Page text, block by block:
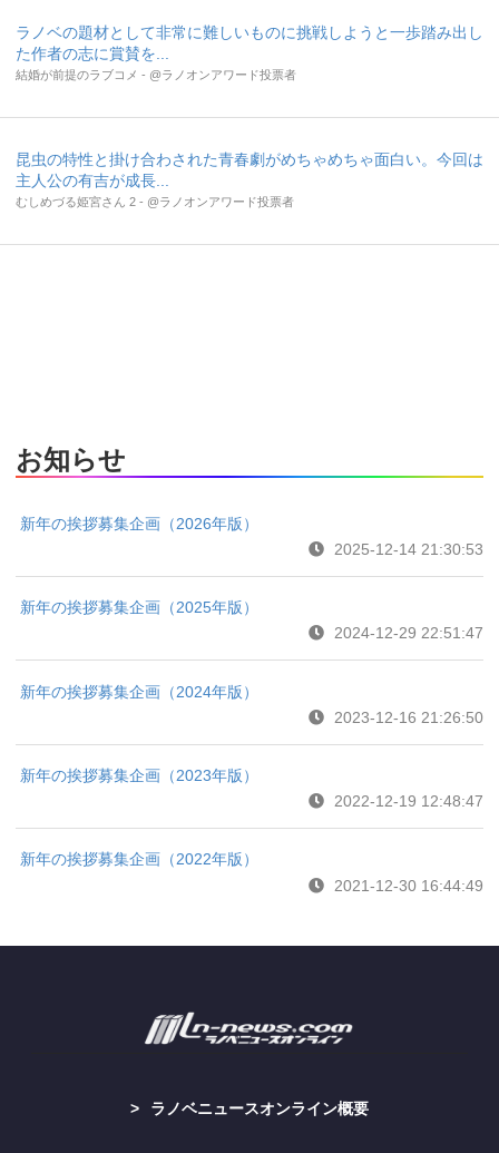
ラノベの題材として非常に難しいものに挑戦しようと一歩踏み出し
た作者の志に賞賛を...
結婚が前提のラブコメ - @ラノオンアワード投票者
昆虫の特性と掛け合わされた青春劇がめちゃめちゃ面白い。今回は
主人公の有吉が成長...
むしめづる姫宮さん 2 - @ラノオンアワード投票者
お知らせ
新年の挨拶募集企画（2026年版）
2025-12-14 21:30:53
新年の挨拶募集企画（2025年版）
2024-12-29 22:51:47
新年の挨拶募集企画（2024年版）
2023-12-16 21:26:50
新年の挨拶募集企画（2023年版）
2022-12-19 12:48:47
新年の挨拶募集企画（2022年版）
2021-12-30 16:44:49
ラノベニュースオンライン概要